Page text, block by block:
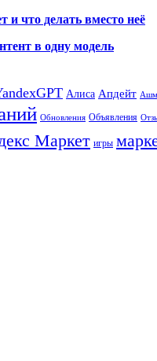
и что делать вместо неё
в одну модель
Алиса Апдейт
Обновления Объявления
Маркет игры